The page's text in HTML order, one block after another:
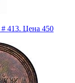
413. Цена 450